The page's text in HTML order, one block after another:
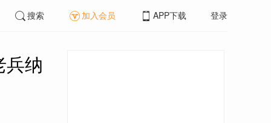
搜索 加入会员 APP下载 登录
兵纳